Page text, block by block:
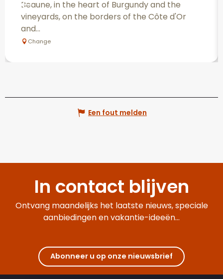
Beaune, in the heart of Burgundy and the
vineyards, on the borders of the Côte d'Or
and...
Change
Een fout melden
In contact blijven
Ontvang maandelijks het laatste nieuws, speciale
aanbiedingen en vakantie-ideeën...
Abonneer u op onze nieuwsbrief